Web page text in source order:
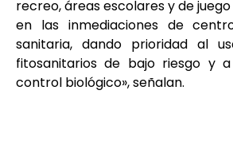
recreo, áreas escolares y de
en las inmediaciones de
sanitaria, dando prioridad al
fitosanitarios de bajo riesgo y
control biológico», señalan.